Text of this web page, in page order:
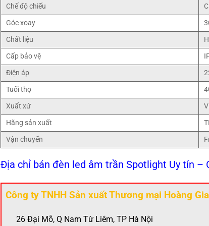
Chế độ chiếu
Góc xoay
Chất liệu
Cấp bảo vệ
Điện áp
Tuổi thọ
Xuất xứ
Hãng sản xuất
Vận chuyển
Địa chỉ bán đèn led âm trần Spotlight Uy tín –
Công ty TNHH Sản xuất Thương mại Hoàng
26 Đại Mỗ, Q Nam Từ Liêm, TP Hà Nội